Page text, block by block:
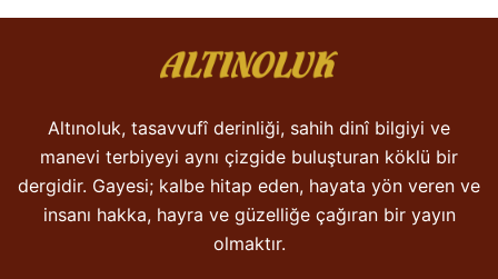
Altınoluk, tasavvufî derinliği, sahih dinî bilgiyi ve
manevi terbiyeyi aynı çizgide buluşturan köklü bir
dergidir. Gayesi; kalbe hitap eden, hayata yön veren ve
insanı hakka, hayra ve güzelliğe çağıran bir yayın
olmaktır.